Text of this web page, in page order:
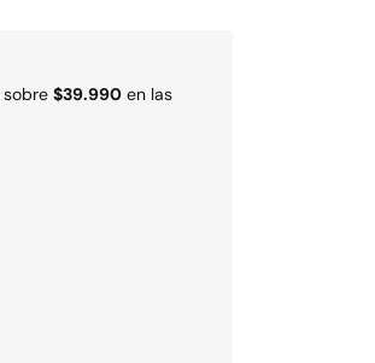
sobre$39.990 en las